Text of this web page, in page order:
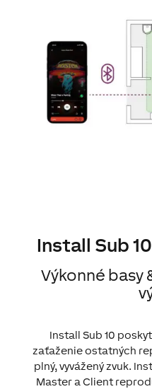
Install Sub
Výkonné basy
Install Sub 10
zaťaženie ostatných
plný, vyvážený zvuk.
Master a Client